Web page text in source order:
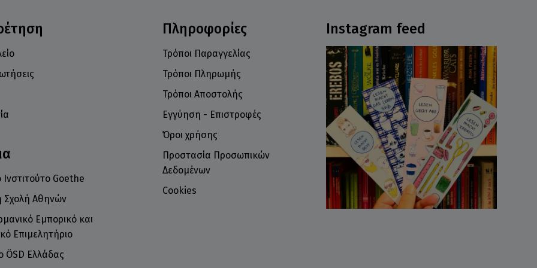
Instagram feed
Ινστιτούτο Goethe
Σχολή Αθηνών
Εμπορικό και
Επιμελητήριο
ÖSD Ελλάδας
Πληροφορίες
Τρόποι Παραγγελίας
Τρόποι Πληρωμής
Τρόποι Αποστολής
Εγγύηση - Επιστροφές
Όροι χρήσης
Προστασία Προσωπικών
Δεδομένων
Cookies